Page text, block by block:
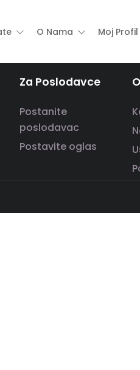
O Nama Moj Profil
Za Poslodavce
Postanite
poslodavac
Postavite oglas